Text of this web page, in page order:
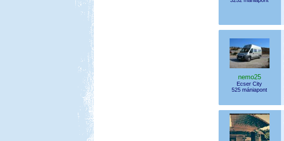
nemo25
Ecser City
525 mániapont